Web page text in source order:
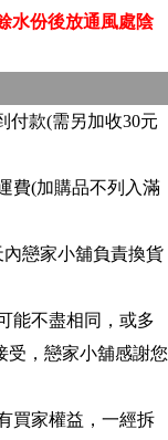
水份後放通風處陰
付款(需另加收30元
費(加購品不列入滿
內戀家小舖負責換貨
能不盡相同，或多
受，戀家小舖感謝您
買家權益，一經拆